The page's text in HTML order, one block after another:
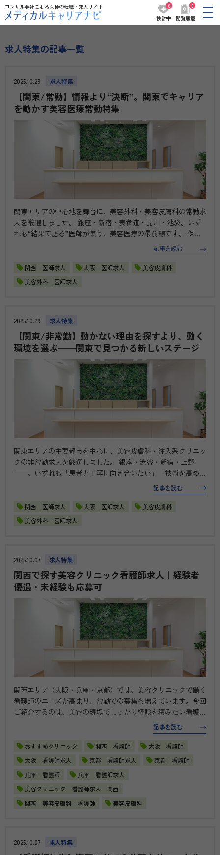
コンサル会社による医師の転職・求人サイト
0
検討中
0
閲覧履歴
求人特集の記事一覧
2025.10.29 求人特集
【関東/常勤】情報より“決断”。関東でキャリア
を動かす美容医療常勤特集
関東エリアの中心地を舞台に、美容外科・美容皮膚科の常勤求
人を厳選しました。 銀座・新宿・表参道・品川・池袋。いず
れも“結果で語る”医師が集う、美容医療の最前線です。 保険
診療で培った形成外科スキルを活かしたい方、より高いレベル
で注入やオペ技術を磨きたい方へ。理想の働き方とキャリアア
ップを両立できる環…
記事を読む
関西 医師求人 大阪 医師求人
美容皮膚科
美容外科 医師求人
2025.10.29 求人特集
【関東/非常勤】動かない理由を探すより、動く
環境を選ぶ——関東で見つかる新しいステージ
関東エリアの主要都市を中心に、美容皮膚科・注入系クリニッ
クの非常勤求人を厳選しました。 銀座・渋谷・新宿・上野
——。いずれも「患者と丁寧に向き合いたい」「技術を高めた
い」医師に選ばれている環境です。美容医療経験をお持ちの先
生には、専門性を磨ける注入・糸リフト特化のクリニックを。
皮膚科・形成外科の経験…
記事を読む
関西 医師求人 大阪 医師求人
美容皮膚科
美容外科 医師求人
2025.10.07 求人特集
関西で探す美容クリニック看護師求人｜経験者
優遇・未経験も応募可
関西エリア（大阪・兵庫・京都）では、美容クリニックで働く
看護師のニーズが高まり、常勤での募集も増えています。今回
ご紹介するのは、美容の現場でしっかり経験を積みたい看護師
の方におすすめの求人です。 美容経験のある方は、さらにス
キルやキャリアを広げられる環境をご用意。もちろん未経験か
らスタートできる教育…
記事を読む
おすすめクリニック 関西 看護師
大阪 看護師
大阪 看護師求人
京都 看護師求人
京都 看護師
兵庫 看護師
兵庫 看護師求人
美容クリニック 看護師求人 関西
関西 美容皮膚科 看護師
美容皮膚科
2025.10.07 求人特集